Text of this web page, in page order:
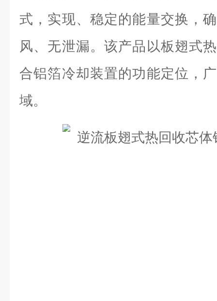
式，实现、稳定的能量交换，
风、无泄漏。该产品以板翅式
合铝箔冷却装置的功能定位，
域。